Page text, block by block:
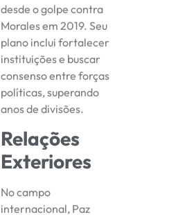
desde o golpe contra
Morales em 2019. Seu
plano inclui fortalecer
instituições e buscar
consenso entre forças
políticas, superando
anos de divisões.
Relações
Exteriores
No campo
internacional, Paz